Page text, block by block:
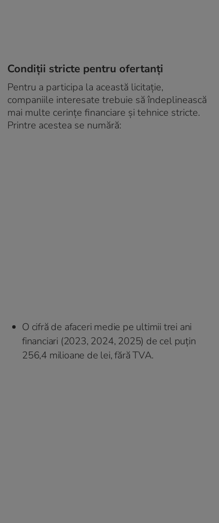
Condiții stricte pentru ofertanți
Pentru a participa la această licitație,
companiile interesate trebuie să îndeplinească
mai multe cerințe financiare și tehnice stricte.
Printre acestea se numără:
O cifră de afaceri medie pe ultimii trei ani
financiari (2023, 2024, 2025) de cel puțin
256,4 milioane de lei, fără TVA.